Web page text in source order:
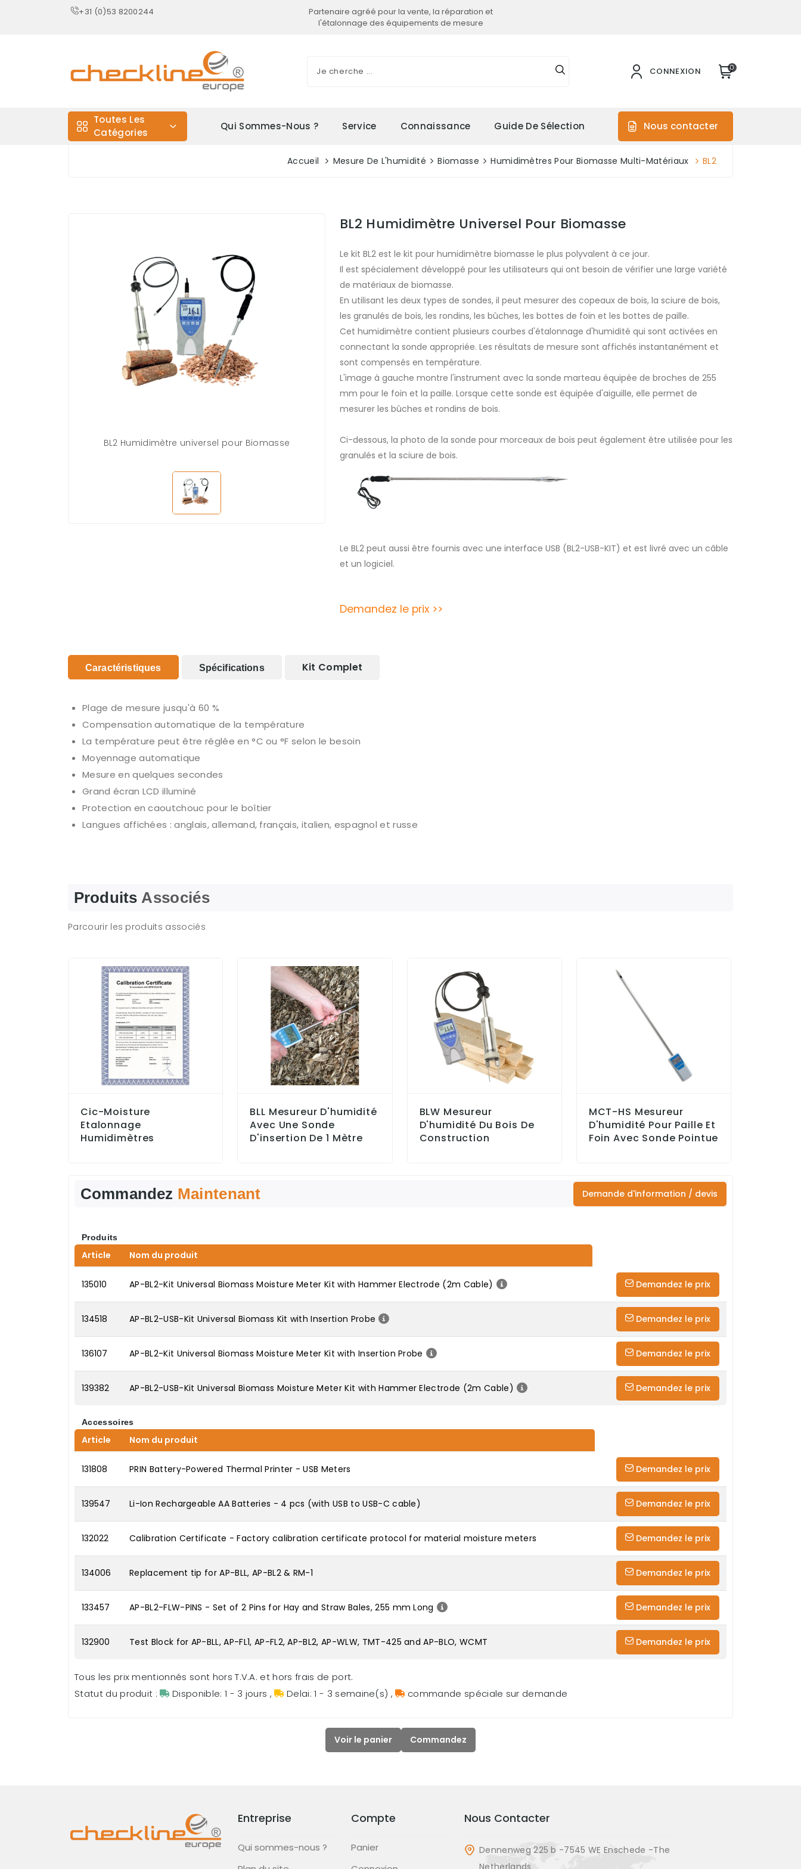
+31 (0)53 8200244
Partenaire agréé pour la vente, la réparation et
l'étalonnage des équipements de mesure
CONNEXION 0
Toutes Les
Catégories
Qui Sommes-Nous ? Service Connaissance Guide De Sélection Nous contacter
Accueil Mesure De L'humidité Biomasse Humidimètres Pour Biomasse Multi-Matériaux BL2
BL2 Humidimètre universel pour Biomasse
BL2 Humidimètre Universel Pour Biomasse
Le kit BL2 est le kit pour humidimètre biomasse le plus polyvalent à ce jour.
Il est spécialement développé pour les utilisateurs qui ont besoin de vérifier une large variété
de matériaux de biomasse.
En utilisant les deux types de sondes, il peut mesurer des copeaux de bois, la sciure de bois,
les granulés de bois, les rondins, les bûches, les bottes de foin et les bottes de paille.
Cet humidimètre contient plusieurs courbes d'étalonnage d'humidité qui sont activées en
connectant la sonde appropriée. Les résultats de mesure sont affichés instantanément et
sont compensés en température.
L'image à gauche montre l'instrument avec la sonde marteau équipée de broches de 255
mm pour le foin et la paille. Lorsque cette sonde est équipée d'aiguille, elle permet de
mesurer les bûches et rondins de bois.
Ci-dessous, la photo de la sonde pour morceaux de bois peut également être utilisée pour les
granulés et la sciure de bois.
Le BL2 peut aussi être fournis avec une interface USB (BL2-USB-KIT) et est livré avec un câble
et un logiciel.
Demandez le prix >>
Caractéristiques Spécifications Kit Complet
Plage de mesure jusqu'à 60 %
Compensation automatique de la température
La température peut être réglée en °C ou °F selon le besoin
Moyennage automatique
Mesure en quelques secondes
Grand écran LCD illuminé
Protection en caoutchouc pour le boîtier
Langues affichées : anglais, allemand, français, italien, espagnol et russe
ProduitsAssociés
Parcourir les produits associés
Cic-Moisture
Etalonnage
Humidimètres
BLL Mesureur D'humidité
Avec Une Sonde
D'insertion De 1 Mètre
BLW Mesureur
D'humidité Du Bois De
Construction
MCT-HS Mesureur
D'humidité Pour Paille Et
Foin Avec Sonde Pointue
Commandez Maintenant Demande d'information / devis
Produits
Article Nom du produit
135010 AP-BL2-Kit Universal Biomass Moisture Meter Kit with Hammer Electrode (2m Cable) Demandez le prix
134518 AP-BL2-USB-Kit Universal Biomass Kit with Insertion Probe Demandez le prix
136107 AP-BL2-Kit Universal Biomass Moisture Meter Kit with Insertion Probe Demandez le prix
139382 AP-BL2-USB-Kit Universal Biomass Moisture Meter Kit with Hammer Electrode (2m Cable) Demandez le prix
Accessoires
Article Nom du produit
131808 PRIN Battery-Powered Thermal Printer - USB Meters Demandez le prix
139547 Li-Ion Rechargeable AA Batteries - 4 pcs (with USB to USB-C cable) Demandez le prix
132022 Calibration Certificate - Factory calibration certificate protocol for material moisture meters Demandez le prix
134006 Replacement tip for AP-BLL, AP-BL2 & RM-1 Demandez le prix
133457 AP-BL2-FLW-PINS - Set of 2 Pins for Hay and Straw Bales, 255 mm Long Demandez le prix
132900 Test Block for AP-BLL, AP-FL1, AP-FL2, AP-BL2, AP-WLW, TMT-425 and AP-BLO, WCMT Demandez le prix
Tous les prix mentionnés sont hors T.V.A. et hors frais de port.
Statut du produit :
Disponible: 1 - 3 jours , Delai: 1 - 3 semaine(s) , commande spéciale sur demande
Voir le panier Commandez
Entreprise
Qui sommes-nous ?
Compte
Panier
Nous Contacter
Dennenweg 225 b -7545 WE Enschede -The
Netherlands